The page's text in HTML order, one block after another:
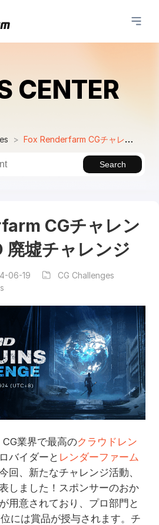
CENTER
Fox Renderfarm CGチャレンジ： FGT3D 廃墟チャレンジ
Search
CGチャレン
廃墟チャレンジ
06-19
CG Challenges
業界で最高のクラウドレン
バイダーと レンダーファーム
回、新たなチャレンジ活動、
しました！スポンサーのおか
用意されており、プロ部門と
には賞品が授与されます。チ